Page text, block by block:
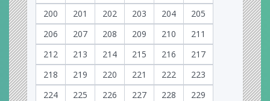
200
201 202 203 204
205
206
207 208 209 210
211
212
213 214 215 216
217
218
219 220 221 222
223
224
225 226 227 228
229